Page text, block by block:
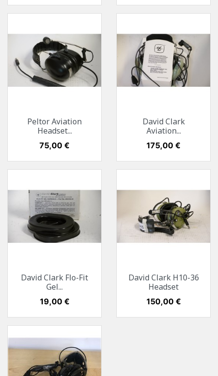
Peltor Aviation
Headset...
Preis
75,00 €
David Clark
Aviation...
Preis
175,00 €
David Clark Flo-Fit
Gel...
Preis
19,00 €
David Clark H10-36
Headset
Preis
150,00 €